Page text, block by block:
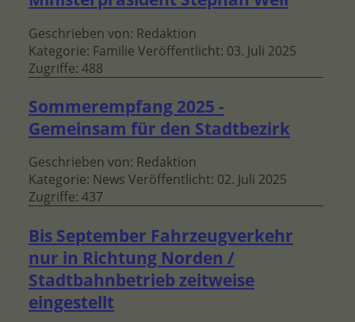
Geschrieben von: Redaktion
Kategorie: Familie Veröffentlicht: 03. Juli 2025
Zugriffe: 488
Sommerempfang 2025 -
Gemeinsam für den Stadtbezirk
Geschrieben von: Redaktion
Kategorie: News Veröffentlicht: 02. Juli 2025
Zugriffe: 437
Bis September Fahrzeugverkehr
nur in Richtung Norden /
Stadtbahnbetrieb zeitweise
eingestellt